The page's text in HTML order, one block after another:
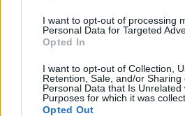
I want to opt-out of processing
Personal Data for Targeted
Opted In
I want to opt-out of Collection,
Retention, Sale, and/or Sharing
Personal Data that Is Unrelated
Purposes for which it was
Opted Out
Σήμερα, δεκαετίες μετά την
παρεκκλήσι εξακολουθεί να
κύτταρο πίστης και
διατηρώντας αναλλοίωτο τον
συμβολισμό και τη